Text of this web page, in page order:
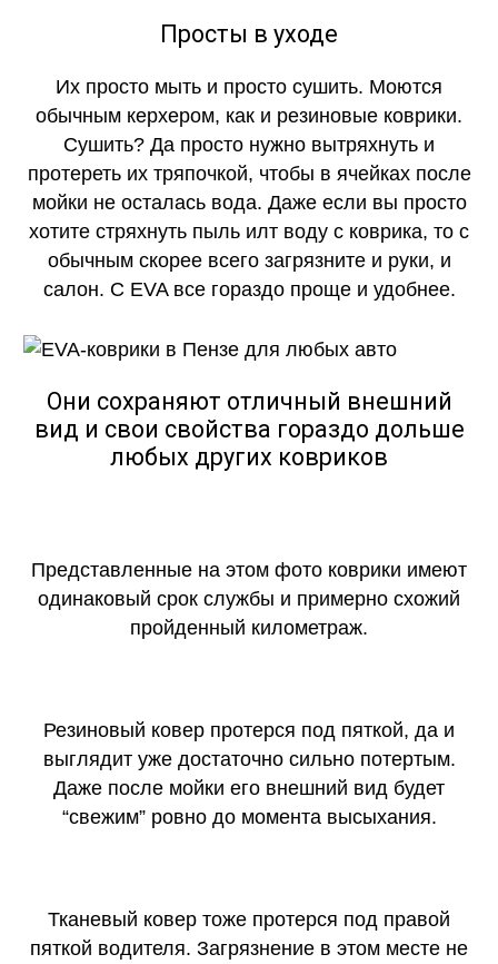
Просты в уходе
Их просто мыть и просто сушить. Моются
обычным керхером, как и резиновые коврики.
Сушить? Да просто нужно вытряхнуть и
протереть их тряпочкой, чтобы в ячейках после
мойки не осталась вода. Даже если вы просто
хотите стряхнуть пыль илт воду с коврика, то с
обычным скорее всего загрязните и руки, и
салон. С EVA все гораздо проще и удобнее.
Они сохраняют отличный внешний
вид и свои свойства гораздо дольше
любых других ковриков
Представленные на этом фото коврики имеют
одинаковый срок службы и примерно схожий
пройденный километраж.
Резиновый ковер протерся под пяткой, да и
выглядит уже достаточно сильно потертым.
Даже после мойки его внешний вид будет
“свежим” ровно до момента высыхания.
Тканевый ковер тоже протерся под правой
пяткой водителя. Загрязнение в этом месте не